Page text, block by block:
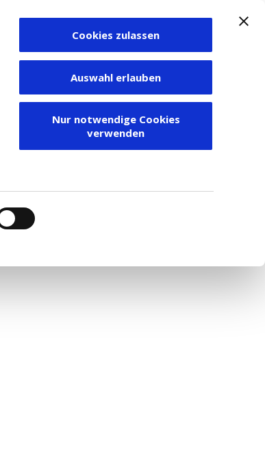
Cookies zulassen
Auswahl erlauben
Nur notwendige Cookies
verwenden
Zum Depot